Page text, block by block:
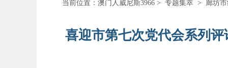
当前位置： 澳门人威尼斯3966 > 专题集萃 > 廊坊
喜迎市第七次党代会系列